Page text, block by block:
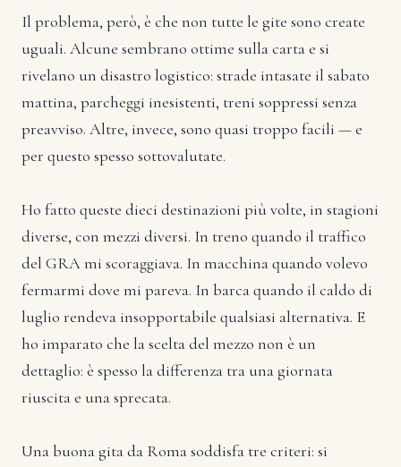
Il problema, però, è che non tutte le gite sono create
uguali. Alcune sembrano ottime sulla carta e si
rivelano un disastro logistico: strade intasate il sabato
mattina, parcheggi inesistenti, treni soppressi senza
preavviso. Altre, invece, sono quasi troppo facili — e
per questo spesso sottovalutate.
Ho fatto queste dieci destinazioni più volte, in stagioni
diverse, con mezzi diversi. In treno quando il traffico
del GRA mi scoraggiava. In macchina quando volevo
fermarmi dove mi pareva. In barca quando il caldo di
luglio rendeva insopportabile qualsiasi alternativa. E
ho imparato che la scelta del mezzo non è un
dettaglio: è spesso la differenza tra una giornata
riuscita e una sprecata.
Una buona gita da Roma soddisfa tre criteri: si